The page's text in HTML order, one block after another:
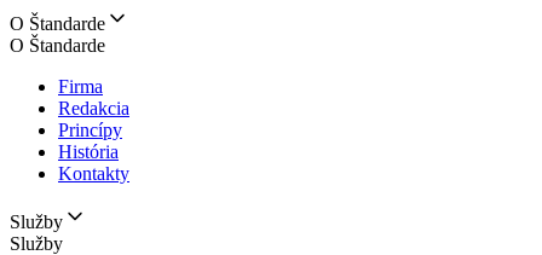
O Štandarde
O Štandarde
Firma
Redakcia
Princípy
História
Kontakty
Služby
Služby